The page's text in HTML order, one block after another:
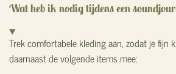
Wat heb ik nodig tijdens een
Trek comfortabele kleding aan, zodat je fijn
daarnaast de volgende items mee: